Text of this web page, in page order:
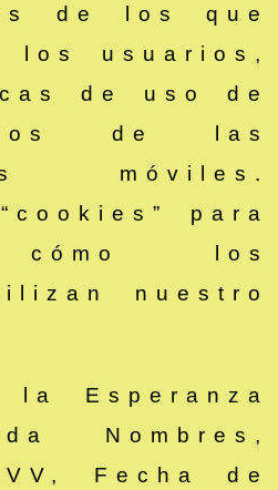
de los que
los usuarios,
de uso de
de las
móviles.
para
cómo los
nuestro
Esperanza
Nombres,
Fecha de